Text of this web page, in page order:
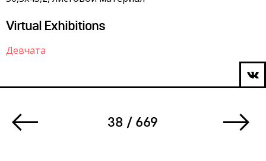
Virtual Exhibitions
Девчата
38 / 669